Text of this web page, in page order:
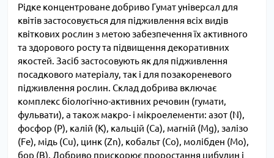
Рідке концентроване добриво Гумат універсал для
квітів застосовується для підживлення всіх видів
квіткових рослин з метою забезпечення їх активного
та здорового росту та підвищення декоративних
якостей. Засіб застосовують як для підживлення
посадкового матеріалу, так і для позакореневого
підживлення рослин. Склад добрива включає
комплекс біологічно-активних речовин (гумати,
фульвати), а також макро- і мікроелементи: азот (N),
фосфор (P), калій (K), кальцій (Ca), магній (Mg), залізо
(Fe), мідь (Cu), цинк (Zn), кобальт (Co), молібден (Mo),
бор (B). Добриво прискорює проростання цибулин і